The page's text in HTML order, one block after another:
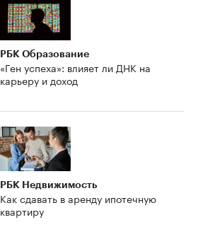
РБК Образование
«Ген успеха»: влияет ли ДНК на
карьеру и доход
РБК Недвижимость
Как сдавать в аренду ипотечную
квартиру